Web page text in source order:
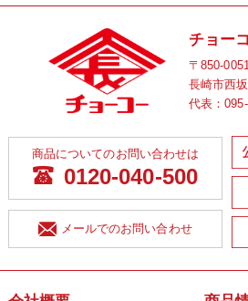
チョー
〒850-
長崎市西
代表：
商品についてのお問い合わせは
0120-040-500
メールでのお問い合わせ